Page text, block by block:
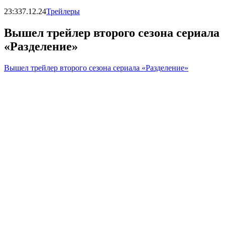
23:337.12.24Трейлеры
Вышел трейлер второго сезона сериала
«Разделение»
Вышел трейлер второго сезона сериала «Разделение»